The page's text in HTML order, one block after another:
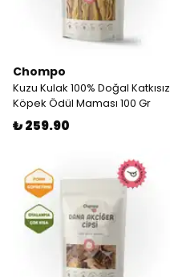
Chompo
Kuzu Kulak 100% Doğal Katkısız
Köpek Ödül Maması 100 Gr
₺ 259.90